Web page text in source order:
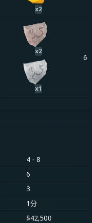
x2
x2
x1
6
4 - 8
6
3
1分
$42,500